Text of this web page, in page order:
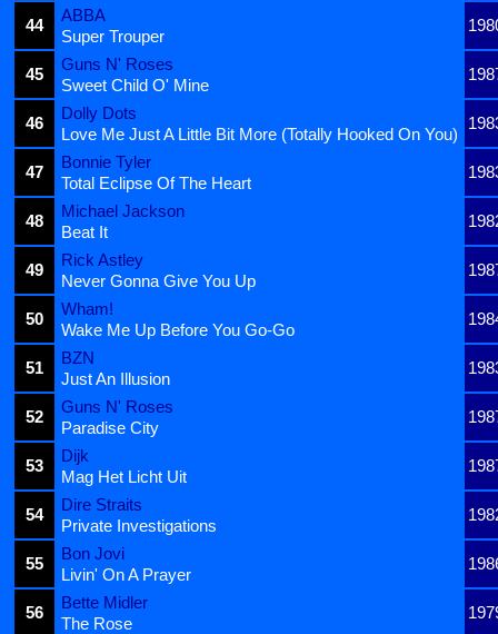
44
ABBA
Super Trouper
45
Guns N' Roses
Sweet Child O' Mine
46
Dolly Dots
Love Me Just A Little Bit More (Totally Hooked On You)
47
Bonnie Tyler
Total Eclipse Of The Heart
48
Michael Jackson
Beat It
49
Rick Astley
Never Gonna Give You Up
50
Wham!
Wake Me Up Before You Go-Go
51
BZN
Just An Illusion
52
Guns N' Roses
Paradise City
53
Dijk
Mag Het Licht Uit
54
Dire Straits
Private Investigations
55
Bon Jovi
Livin' On A Prayer
56
Bette Midler
The Rose